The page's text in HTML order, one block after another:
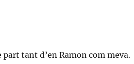
tant d’en Ramon com meva.